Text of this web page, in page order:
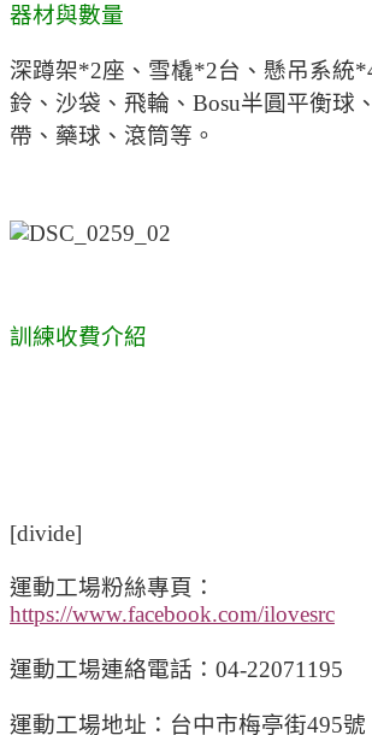
器材與數量
深蹲架*2座、雪橇*2台、懸吊系統
鈴、沙袋、飛輪、Bosu半圓平衡球
帶、藥球、滾筒等。
訓練收費介紹
[divide]
運動工場粉絲專頁：
https://www.facebook.com/ilovesrc
運動工場連絡電話：04-22071195
運動工場地址：台中市梅亭街495號